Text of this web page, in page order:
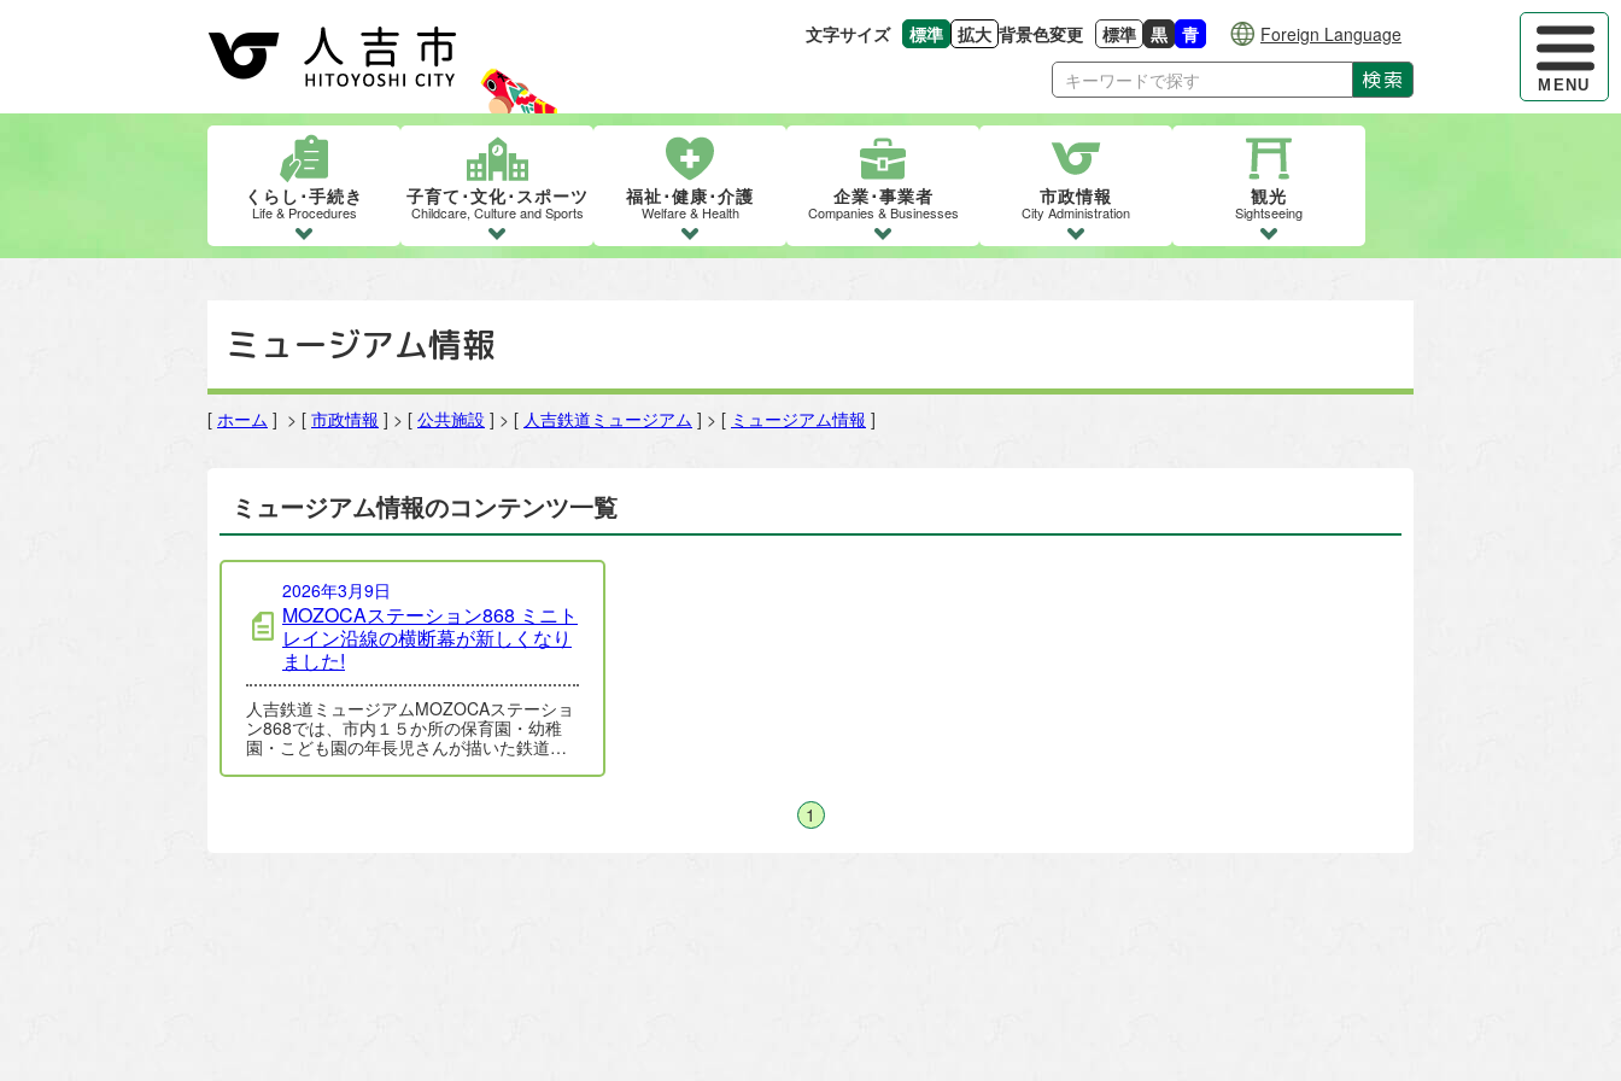
ハンバー
MENU
文字サイズ 標準
文字の大きさをもとの大きさに戻す
拡大
文字を大きくする
背景色変更 標準
背景色の変更：白
黒
背景色の変更：黒
青
背景色の変更：青
Foreign Language
検索
くらし･手続き
Life & Procedures
子育て･文化･スポーツ
Childcare, Culture and Sports
福祉･健康･介護
Welfare & Health
企業･事業者
Companies & Businesses
市政情報
City Administration
観光
Sightseeing
ミュージアム情報
[ ホーム ] > [ 市政情報 ] > [ 公共施設 ] > [ 人吉鉄道ミュージアム ] > [ ミュージアム情報 ]
ミュージアム情報のコンテンツ一覧
2026年3月9日
MOZOCAステーション868 ミニト
レイン沿線の横断幕が新しくなり
ました!
人吉鉄道ミュージアムMOZOCAステーショ
ン868では、市内１５か所の保育園・幼稚
園・こども園の年長児さんが描いた鉄道応
て…
1